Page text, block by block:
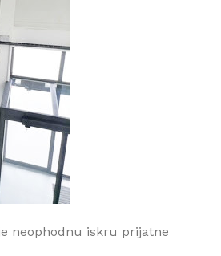
neophodnu iskru prijatne